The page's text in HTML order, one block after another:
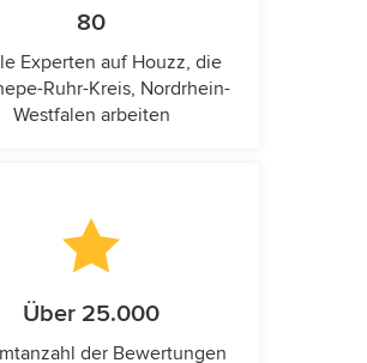
80
Experten auf Houzz, die
Ruhr-Kreis, Nordrhein-
Westfalen arbeiten
Über 25.000
der Bewertungen